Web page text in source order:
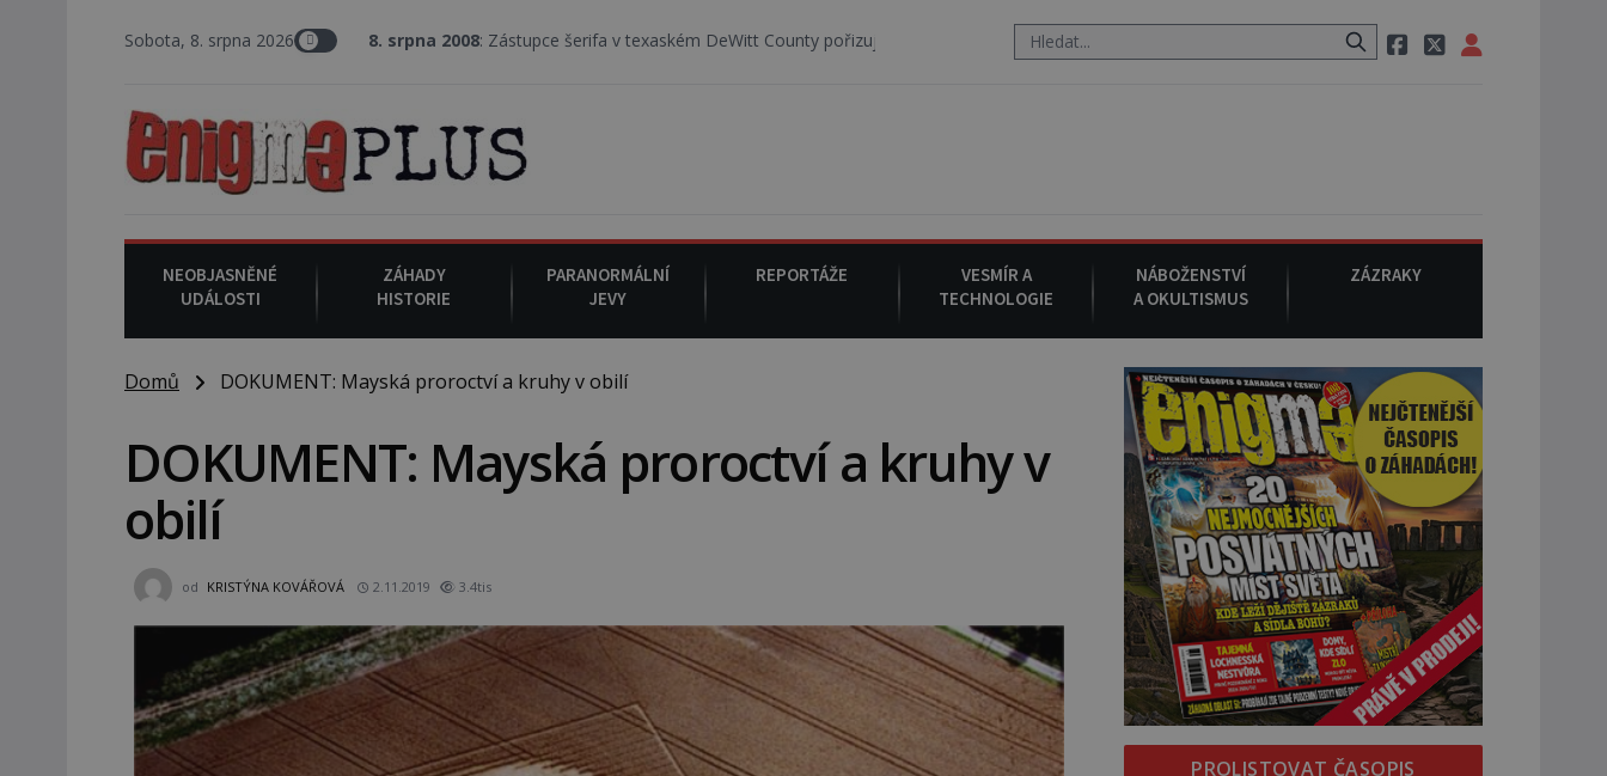
Sobota, 8. srpna 20268. srpna 2008: Zástupce šerifa v texaském DeWitt County pořizuje video, na kterém před jeho vozem po cestě utíká zvláštní psovitá šelma, údajně bájná čupakabra.
NEOBJASNĚNÉ
UDÁLOSTI
ZÁHADY
HISTORIE
PARANORMÁLNÍ
JEVY
REPORTÁŽE
VESMÍR A
TECHNOLOGIE
NÁBOŽENSTVÍ
A OKULTISMUS
ZÁZRAKY
Domů DOKUMENT: Mayská proroctví a kruhy v obilí
DOKUMENT: Mayská proroctví a kruhy v
obilí
od KRISTÝNA KOVÁŘOVÁ 2.11.2019 3.4tis
PROLISTOVAT ČASOPIS